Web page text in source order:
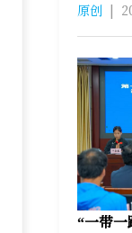
原创 |
“一带